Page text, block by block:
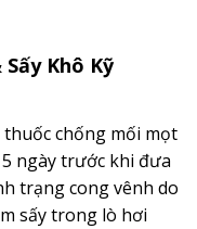
Khô Kỹ
thuốc chống mối mọt
ngày trước khi đưa
trạng cong vênh do
sấy trong lò hơi